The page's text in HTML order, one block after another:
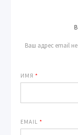
Ваш адрес email
ИМЯ*
EMAIL*